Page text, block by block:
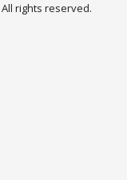
All rights reserved.